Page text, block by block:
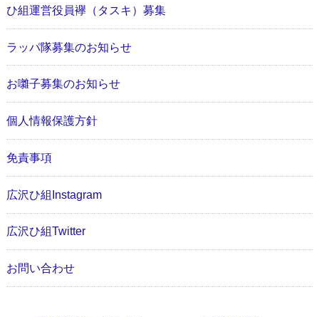
ひ組運営役員襷（タスキ）募集
ラッパ隊募集のお知らせ
お囃子募集のお知らせ
個人情報保護方針
免責事項
広沢ひ組Instagram
広沢ひ組Twitter
お問い合わせ